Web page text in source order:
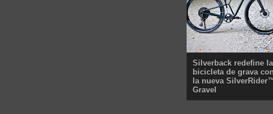
Silverback redefine la
bicicleta de grava
la nueva
Gravel